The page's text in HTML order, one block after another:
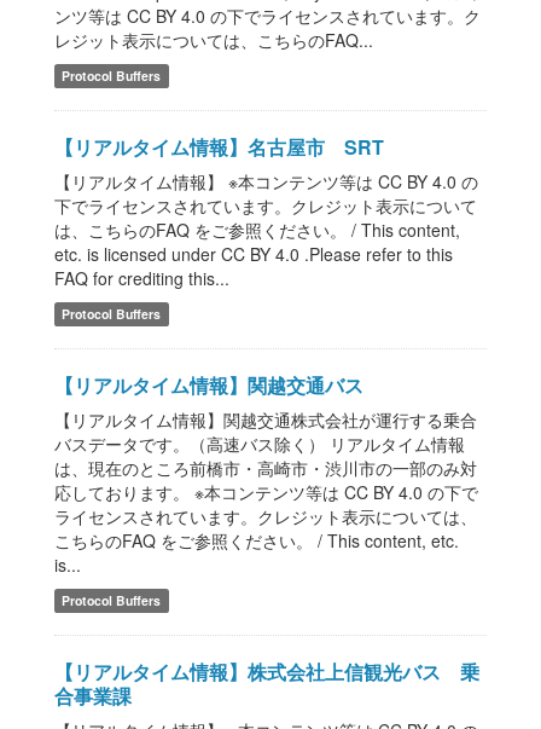
ンツ等は CC BY 4.0 の下でライセンスされています。ク
レジット表示については、こちらのFAQ...
Protocol Buffers
【リアルタイム情報】名古屋市 SRT
【リアルタイム情報】 ※本コンテンツ等は CC BY 4.0 の
下でライセンスされています。クレジット表示について
は、こちらのFAQ をご参照ください。 / This content,
etc. is licensed under CC BY 4.0 .Please refer to this
FAQ for crediting this...
Protocol Buffers
【リアルタイム情報】関越交通バス
【リアルタイム情報】関越交通株式会社が運行する乗合
バスデータです。（高速バス除く） リアルタイム情報
は、現在のところ前橋市・高崎市・渋川市の一部のみ対
応しております。 ※本コンテンツ等は CC BY 4.0 の下で
ライセンスされています。クレジット表示については、
こちらのFAQ をご参照ください。 / This content, etc.
is...
Protocol Buffers
【リアルタイム情報】株式会社上信観光バス 乗
合事業課